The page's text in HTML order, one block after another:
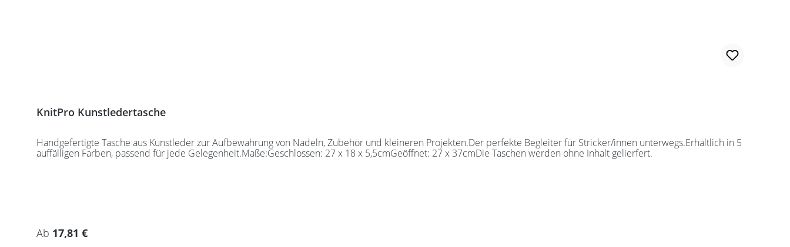
KnitPro Kunstledertasche
Handgefertigte Tasche aus Kunstleder zur Aufbewahrung von Nadeln, Zubehör und kleineren Projekten.Der perfekte Begleiter für Stricker/innen unterwegs.Erhältlich in 5
auffälligen Farben, passend für jede Gelegenheit.Maße:Geschlossen: 27 x 18 x 5,5cmGeöffnet: 27 x 37cmDie Taschen werden ohne Inhalt gelierfert.
Regulärer Preis:
Ab 17,81 €